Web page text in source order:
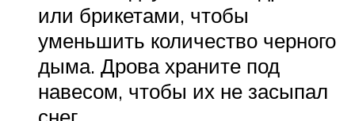
или брикетами, чтобы
уменьшить количество черного
дыма. Дрова храните под
навесом, чтобы их не засыпал